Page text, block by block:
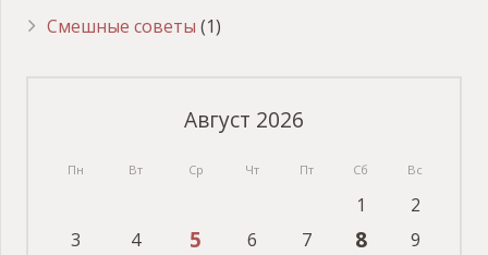
Смешные советы (1)
Август 2026
Пн Вт Ср Чт Пт Сб Вс
1
2
3
4 5 6 7 8
9